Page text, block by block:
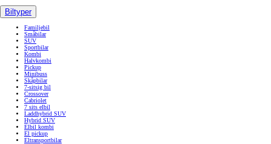
Biltyper
Familjebil
Småbilar
SUV
Sportbilar
Kombi
Halvkombi
Pickup
Minibuss
Skåpbilar
7-sitsig bil
Crossover
Cabriolet
7 sits elbil
Laddhybrid SUV
Hybrid SUV
Elbil kombi
El pickup
Eltransportbilar